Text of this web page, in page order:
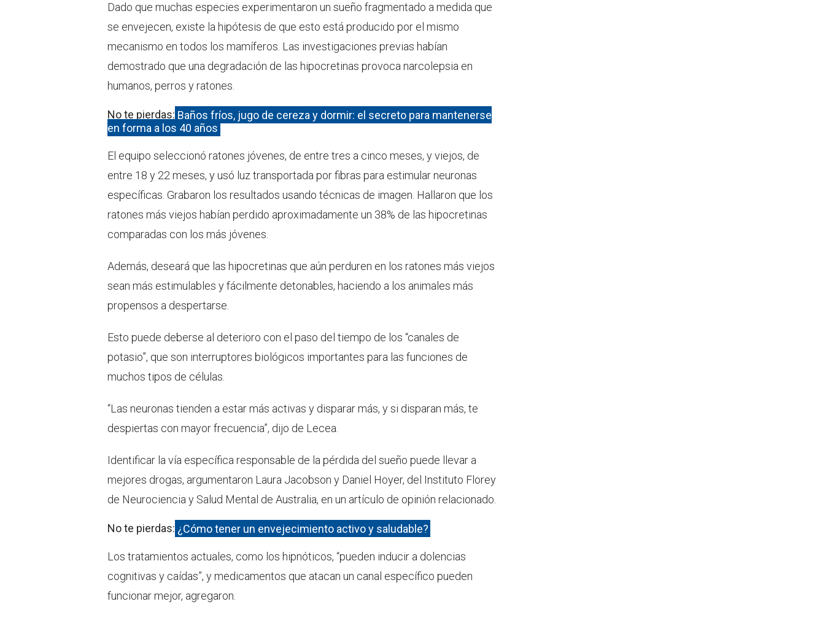
Dado que muchas especies experimentaron un sueño fragmentado a medida que
se envejecen, existe la hipótesis de que esto está producido por el mismo
mecanismo en todos los mamíferos. Las investigaciones previas habían
demostrado que una degradación de las hipocretinas provoca narcolepsia en
humanos, perros y ratones.
No te pierdas: Baños fríos, jugo de cereza y dormir: el secreto para mantenerse
en forma a los 40 años
El equipo seleccionó ratones jóvenes, de entre tres a cinco meses, y viejos, de
entre 18 y 22 meses, y usó luz transportada por fibras para estimular neuronas
específicas. Grabaron los resultados usando técnicas de imagen. Hallaron que los
ratones más viejos habían perdido aproximadamente un 38% de las hipocretinas
comparadas con los más jóvenes.
Además, deseará que las hipocretinas que aún perduren en los ratones más viejos
sean más estimulables y fácilmente detonables, haciendo a los animales más
propensos a despertarse.
Esto puede deberse al deterioro con el paso del tiempo de los “canales de
potasio”, que son interruptores biológicos importantes para las funciones de
muchos tipos de células.
“Las neuronas tienden a estar más activas y disparar más, y si disparan más, te
despiertas con mayor frecuencia”, dijo de Lecea.
Identificar la vía específica responsable de la pérdida del sueño puede llevar a
mejores drogas, argumentaron Laura Jacobson y Daniel Hoyer, del Instituto Florey
de Neurociencia y Salud Mental de Australia, en un artículo de opinión relacionado.
No te pierdas: ¿Cómo tener un envejecimiento activo y saludable?
Los tratamientos actuales, como los hipnóticos, “pueden inducir a dolencias
cognitivas y caídas”, y medicamentos que atacan un canal específico pueden
funcionar mejor, agregaron.